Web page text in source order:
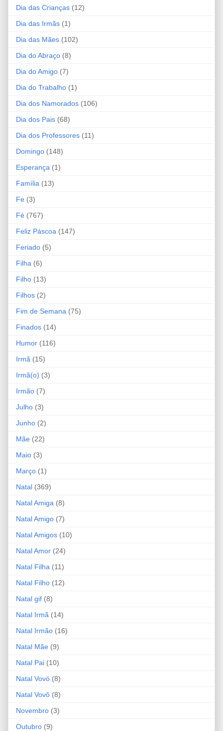
Dia das Crianças (12)
Dia das Irmãs (1)
Dia das Mães (102)
Dia do Abraço (8)
Dia do Amigo (7)
Dia do Trabalho (1)
Dia dos Namorados (106)
Dia dos Pais (68)
Dia dos Professores (11)
Domingo (148)
Esperança (1)
Família (13)
Fe (3)
Fé (767)
Feliz Páscoa (147)
Feriado (5)
Filha (6)
Filho (13)
Filhos (2)
Fim de Semana (75)
Finados (14)
Humor (116)
Irmã (15)
Irmã(o) (3)
Irmão (7)
Julho (3)
Junho (2)
Mãe (22)
Maio (3)
Março (1)
Natal (369)
Natal Amiga (8)
Natal Amigo (7)
Natal Amigos (10)
Natal Amor (24)
Natal Filha (11)
Natal Filho (12)
Natal gif (8)
Natal Irmã (14)
Natal Irmão (16)
Natal Mãe (9)
Natal Pai (10)
Natal Vovó (8)
Natal Vovô (8)
Novembro (3)
Outubro (9)